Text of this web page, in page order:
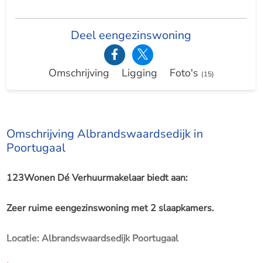
Deel eengezinswoning
Omschrijving Ligging Foto's (15)
Omschrijving Albrandswaardsedijk in
Poortugaal
123Wonen Dé Verhuurmakelaar biedt aan:
Zeer ruime eengezinswoning met 2 slaapkamers.
Locatie: Albrandswaardsedijk Poortugaal